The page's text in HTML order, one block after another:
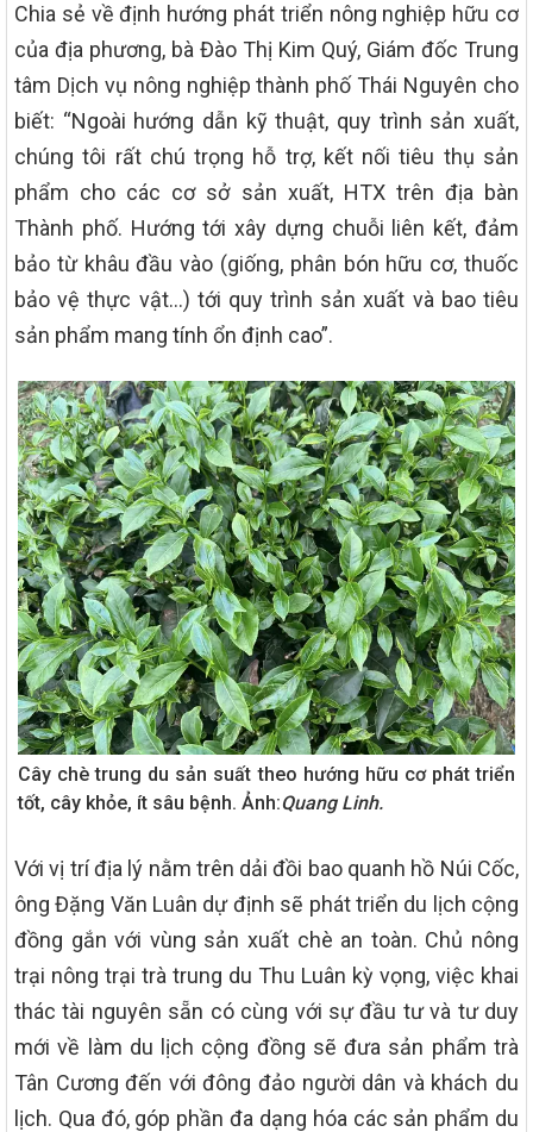
Chia sẻ về định hướng phát triển nông nghiệp hữu cơ
của địa phương, bà Đào Thị Kim Quý, Giám đốc Trung
tâm Dịch vụ nông nghiệp thành phố Thái Nguyên cho
biết: “Ngoài hướng dẫn kỹ thuật, quy trình sản xuất,
chúng tôi rất chú trọng hỗ trợ, kết nối tiêu thụ sản
phẩm cho các cơ sở sản xuất, HTX trên địa bàn
Thành phố. Hướng tới xây dựng chuỗi liên kết, đảm
bảo từ khâu đầu vào (giống, phân bón hữu cơ, thuốc
bảo vệ thực vật…) tới quy trình sản xuất và bao tiêu
sản phẩm mang tính ổn định cao”.
Cây chè trung du sản suất theo hướng hữu cơ phát triển
tốt, cây khỏe, ít sâu bệnh. Ảnh:Quang Linh.
Với vị trí địa lý nằm trên dải đồi bao quanh hồ Núi Cốc,
ông Đặng Văn Luân dự định sẽ phát triển du lịch cộng
đồng gắn với vùng sản xuất chè an toàn. Chủ nông
trại nông trại trà trung du Thu Luân kỳ vọng, việc khai
thác tài nguyên sẵn có cùng với sự đầu tư và tư duy
mới về làm du lịch cộng đồng sẽ đưa sản phẩm trà
Tân Cương đến với đông đảo người dân và khách du
lịch. Qua đó, góp phần đa dạng hóa các sản phẩm du